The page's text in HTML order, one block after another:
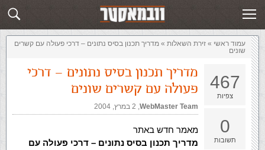
שלח תשובה זירת השאלות
עמוד ראשי » ‏זירת השאלות‏ » מדריך תכנון בסיס נתונים – דרכי פעולה עם קשרים
שונים
467
צפיות
0
תשובות
מדריך תכנון בסיס נתונים – דרכי
פעולה עם קשרים שונים
WebMaster Team
,‏ 2 במרץ, 2004
מאמר חדש באתר
מדריך תכנון בסיס נתונים – דרכי פעולה עם